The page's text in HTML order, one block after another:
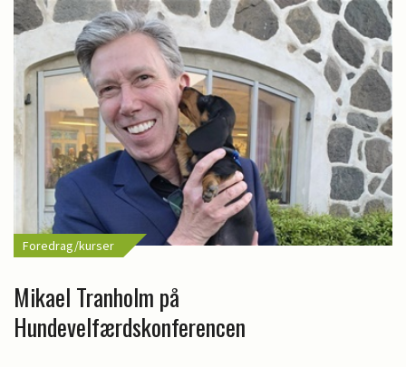
Foredrag/kurser
Mikael Tranholm på
Hundevelfærdskonferencen